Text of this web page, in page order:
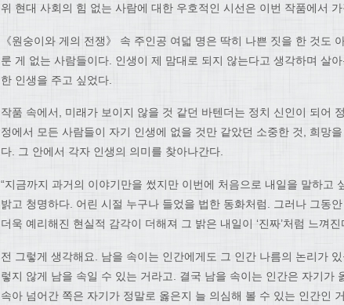
위 현대 사회의 힘 없는 사람에 대한 우호적인 시선은 이번 작품에서 가
《원숭이와 게의 전쟁》 속 주인공 여덟 명은 딱히 나쁜 짓을 한 것도
룬 게 없는 사람들이다. 인생이 제 맘대로 되지 않는다고 생각하며 살
한 인생을 주고 싶었다.
작품 속에서, 미래가 보이지 않을 것 같던 바텐더는 정치 신인이 되어
정에서 모든 사람들이 자기 인생에 없을 것만 같았던 소중한 것, 희망
다. 그 안에서 각자 인생의 의미를 찾아나간다.
“지금까지 과거의 이야기만을 썼지만 이번에 처음으로 내일을 말하고
밝고 청명하다. 어린 시절 누구나 들었을 법한 동화처럼. 그러나 그동
더욱 예리해진 현실적 감각이 더해져 그 밝은 내일이 ‘진짜’처럼 느껴진
전 그렇게 생각해요. 남을 속이는 인간에게도 그 인간 나름의 논리가
렇지 않게 남을 속일 수 있는 거라고. 결국 남을 속이는 인간은 자기가
속아 넘어간 쪽은 자기가 정말로 옳은지 늘 의심해 볼 수 있는 인간인